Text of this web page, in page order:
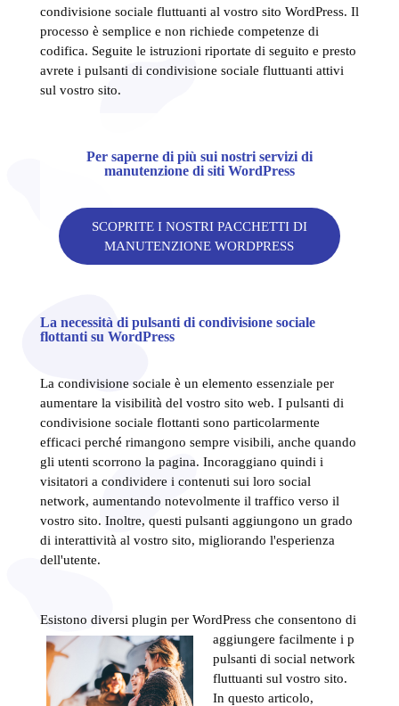
condivisione sociale fluttuanti al vostro sito WordPress. Il
processo è semplice e non richiede competenze di
codifica. Seguite le istruzioni riportate di seguito e presto
avrete i pulsanti di condivisione sociale fluttuanti attivi
sul vostro sito.
Per saperne di più sui nostri servizi di
manutenzione di siti WordPress
SCOPRITE I NOSTRI PACCHETTI DI
MANUTENZIONE WORDPRESS
La necessità di pulsanti di condivisione sociale
flottanti su WordPress
La condivisione sociale è un elemento essenziale per
aumentare la visibilità del vostro sito web. I pulsanti di
condivisione sociale flottanti sono particolarmente
efficaci perché rimangono sempre visibili, anche quando
gli utenti scorrono la pagina. Incoraggiano quindi i
visitatori a condividere i contenuti sui loro social
network, aumentando notevolmente il traffico verso il
vostro sito. Inoltre, questi pulsanti aggiungono un grado
di interattività al vostro sito, migliorando l'esperienza
dell'utente.
Esistono diversi plugin per WordPress che consentono di
aggiungere facilmente i p
pulsanti di social network
fluttuanti sul vostro sito.
In questo articolo,